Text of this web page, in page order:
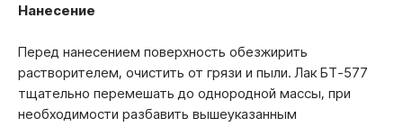
Нанесение
Перед нанесением поверхность обезжирить
растворителем, очистить от грязи и пыли. Лак БТ-577
тщательно перемешать до однородной массы, при
необходимости разбавить вышеуказанным